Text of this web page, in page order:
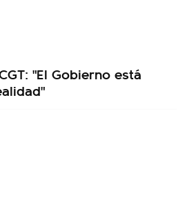
"El Gobierno está